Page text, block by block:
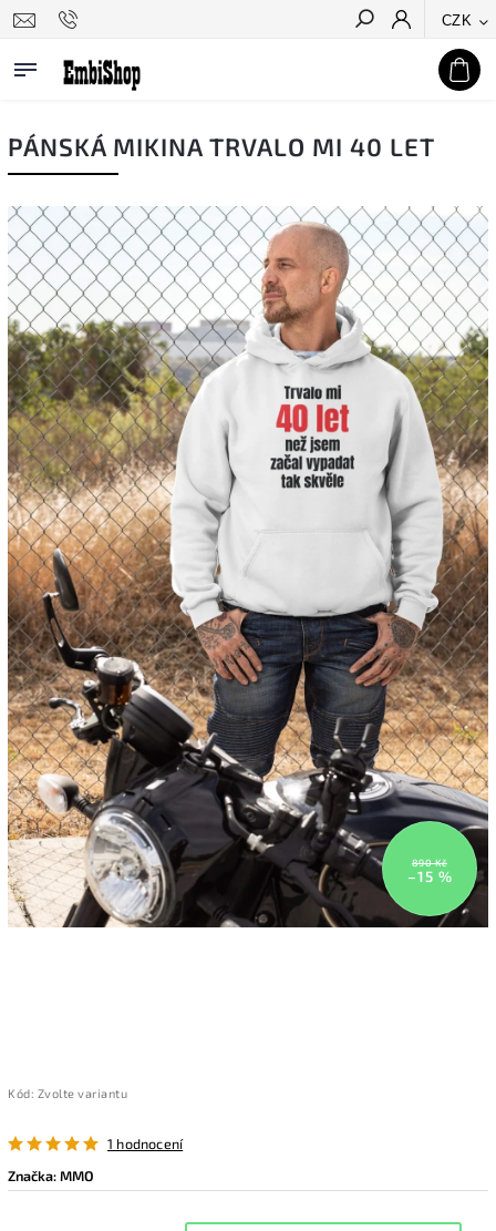
CZK
Hledat
PÁNSKÁ MIKINA TRVALO MI 40 LET
890 Kč
–15 %
Kód: Zvolte variantu
1 hodnocení
Značka:MMO